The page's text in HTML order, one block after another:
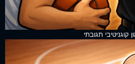
קוגניטיבי תגובתי